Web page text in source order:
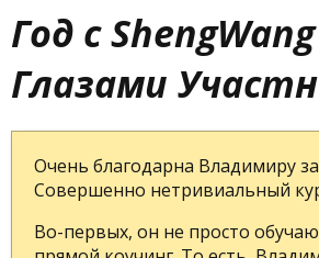
Год с ShengWang
Глазами
Очень благодарна Владимиру
Совершенно нетривиальный
Во-первых, он не просто